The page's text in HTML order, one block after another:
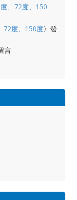
、72度、150
72度、150度〉發
言